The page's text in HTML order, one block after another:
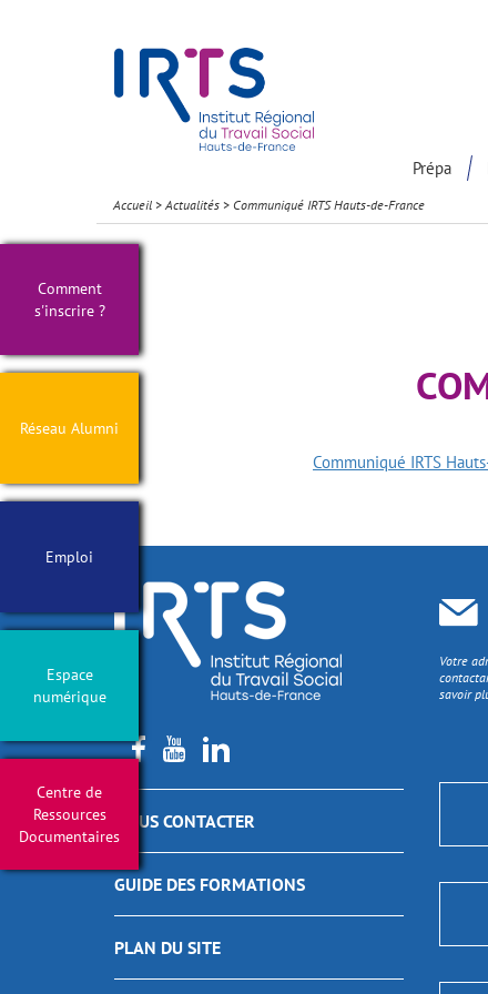
Prépa
Comment
s'inscrire ?
Réseau Alumni
Emploi
Espace
numérique
Centre de
Ressources
Documentaires
Accueil >Actualités > Communiqué IRTS Hauts-de-France
Communiqué IRTS
NOUS CONTACTER
GUIDE DES FORMATIONS
PLAN DU SITE
Votre
savoir